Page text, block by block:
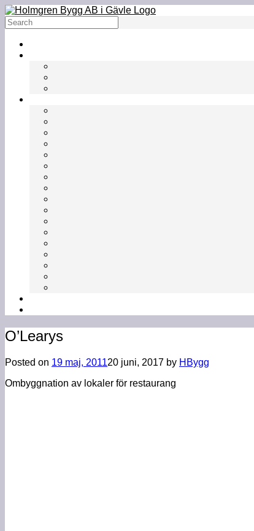
O’Learys
Posted on 19 maj, 201120 juni, 2017 by HBygg
Ombyggnation av lokaler för restaurang